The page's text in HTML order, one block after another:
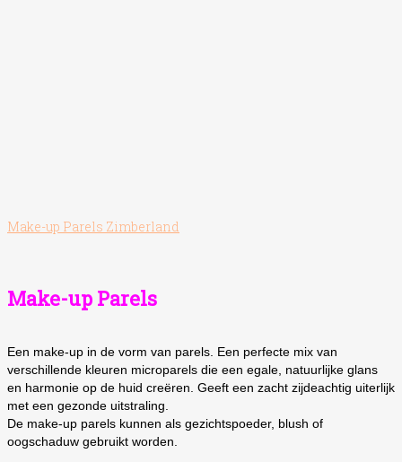
Make-up Parels Zimberland
Make-up Parels
Een make-up in de vorm van parels. Een perfecte mix van
verschillende kleuren microparels die een egale, natuurlijke glans
en harmonie op de huid creëren. Geeft een zacht zijdeachtig uiterlijk
met een gezonde uitstraling.
De make-up parels kunnen als gezichtspoeder, blush of
oogschaduw gebruikt worden.